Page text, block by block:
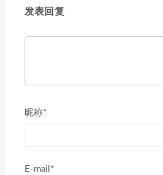
发表回复
昵称*
E-mail*